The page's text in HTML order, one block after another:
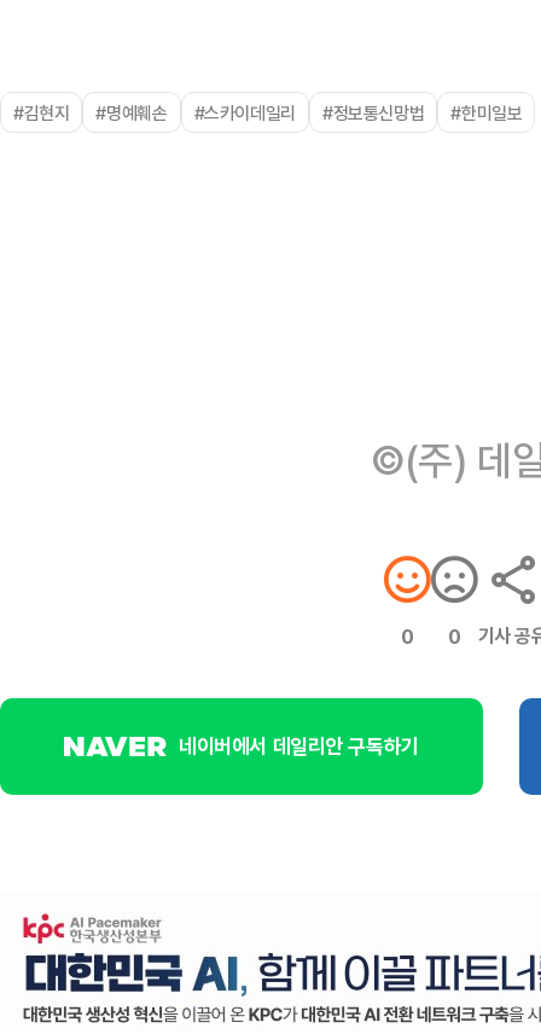
#김현지 #명예훼손 #스카이데일리 #정보통신망법 #한미일보
©(주) 데
0 0 기사 공
네이버에서 데일리안 구독하기